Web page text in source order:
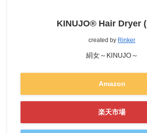
KINUJO® Hair Dryer
created by Rinker
絹女～KINUJO～
Amazon
楽天市場